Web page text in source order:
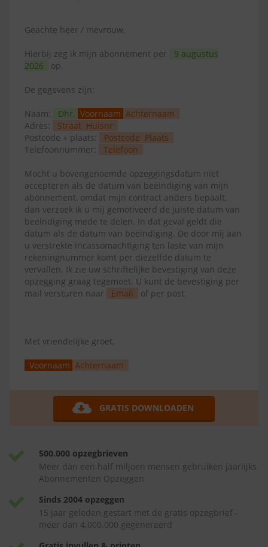
Geachte heer / mevrouw,
Hierbij zeg ik mijn abonnement per
9 augustus
2026
op.
De gegevens zijn:
Naam: Dhr. Voornaam Achternaam
Adres:
Straat Huisnr
Postcode + plaats:
Postcode Plaats
Telefoonnummer:
Telefoon
Mocht u bovengenoemde opzeggingsdatum niet
accepteren als de datum van beëindiging van mijn
abonnement, omdat mijn contract anders bepaalt,
dan verzoek ik u mij gemotiveerd de juiste datum van
beëindiging mede te delen. In dat geval geldt die
datum als de datum van beëindiging. De door mij aan
u verstrekte incassomachtiging ten laste van mijn
rekeningnummer komt per diezelfde datum te
vervallen. Ik zie uw schriftelijke bevestiging van deze
opzegging graag tegemoet. U kunt de bevestiging per
mail versturen naar
Email of per post.
Met vriendelijke groet,
Voornaam Achternaam
GRATIS DOWNLOADEN
500.000 opzegbrieven
Meer dan een half miljoen mensen gebruiken jaarlijks
Abonnementen Opzeggen
Sinds 2004 opzeggen
15 jaar geleden gestart met de gratis opzegbrief -
meer dan 4.000.000 gegenereerd